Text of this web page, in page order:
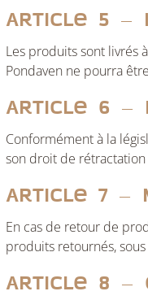
Article 5 –
Les produits sont livrés
Pondaven ne pourra
Article 6 –
Conformément à la
son droit de rétractation
Article 7 –
En cas de retour de
produits retournés,
Article 8 –